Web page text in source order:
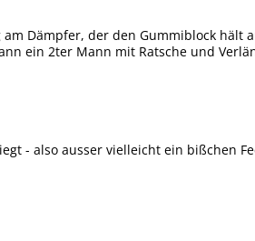
Dämpfer, der den Gummiblock hält
ein 2ter Mann mit Ratsche und
- also ausser vielleicht ein bißchen